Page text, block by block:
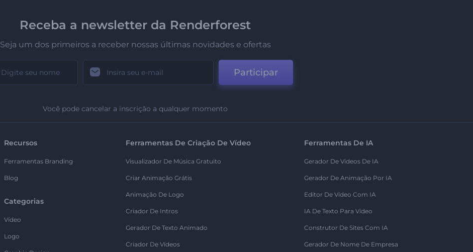
Receba a newsletter da Renderforest
Seja um dos primeiros a receber nossas últimas novidades e ofertas
Participar
Você pode cancelar a inscrição a qualquer momento
Recursos
Ferramentas Branding
Blog
Categorias
Vídeo
Logo
Ferramentas De Criação De Vídeo
Visualizador De Música Gratuito
Criar Animação Grátis
Animação De Logo
Criador De Intros
Gerador De Texto Animado
Criador De Vídeos
Ferramentas De IA
Gerador De Vídeos De IA
Gerador De Animação Por IA
Editor De Vídeo Com IA
IA De Texto Para Vídeo
Construtor De Sites Com IA
Gerador De Nome De Empresa